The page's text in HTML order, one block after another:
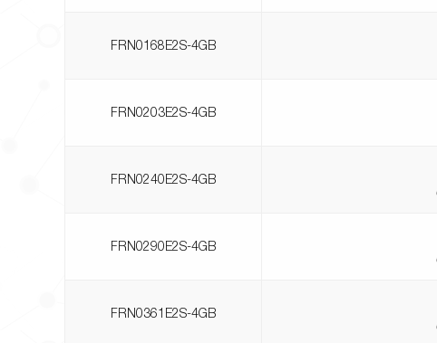
FRN0168E2S-4GB
FRN0203E2S-4GB
FRN0240E2S-4GB
FRN0290E2S-4GB
FRN0361E2S-4GB